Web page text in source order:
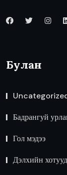
Булан
Бадрангуй
Гол мэдээ
Дэлхийн хотууд